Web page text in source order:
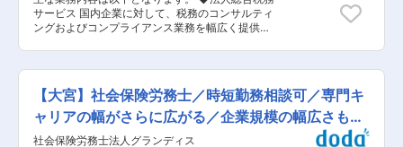
「やりたいこと」を尊重してキャリアアップが可
能です！今後新たに拠点展開も考えておりますの
・年休125日 ・有給取得率80％以上！ ・月残業
20時間程度、繁忙期は40時間程度 ・産休、育休
プレイ（全員にモニター2つ貸与） 変更の範囲：
会社の定める業務
査 ・決算／申告業務 ・節税の提案 ・融資支援 ・
税務相談対応、会社設立相談 ・記帳代行 ※担当件
数が20件を超えるとアシスタントによる業務サポ
ートが入ります。 アシスタントは入力業務・申告
司法書士法人を併設しているので、会計・税務以
外については所内で連携して対応しています。 ・
クライアントとの面談は基本的には来所していた
だくか、Webとなっており、稀に直接訪問もあり
サービス 国内企業に対して、税務のコンサルティ
ングおよびコンプライアンス業務を幅広く提供し
ュー ・税務調査の立会い ・法人の予実績管理を
含む記帳代行業務 ・財務数値をベースとした経営
者へのアドバイス ・組織再編税務コンサルティン
グ ・連結納税導入支援 ・税務デューデリジェン
ス等 ◆個人所得税・資産税サービス ・企業オー
ナーの所得税・贈与税・相続税申告及びコンサル
【大宮】社会保険労務士／時短勤務相談可／専門キ
ャリアの幅がさらに広がる／企業規模の幅広さも魅
力◎
社会保険労務士法人グランディス